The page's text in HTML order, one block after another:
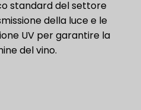
standard del settore
della luce e le
UV per garantire la
del vino.